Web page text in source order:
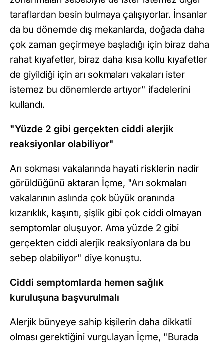
taraflardan besin bulmaya çalışıyorlar. İnsanlar
da bu dönemde dış mekanlarda, doğada daha
çok zaman geçirmeye başladığı için biraz daha
rahat kıyafetler, biraz daha kısa kollu kıyafetler
de giyildiği için arı sokmaları vakaları ister
istemez bu dönemlerde artıyor" ifadelerini
kullandı.
"Yüzde 2 gibi gerçekten ciddi alerjik
reaksiyonlar olabiliyor"
Arı sokması vakalarında hayati risklerin nadir
görüldüğünü aktaran İçme, "Arı sokmaları
vakalarının aslında çok büyük oranında
kızarıklık, kaşıntı, şişlik gibi çok ciddi olmayan
semptomlar oluşuyor. Ama yüzde 2 gibi
gerçekten ciddi alerjik reaksiyonlara da bu
sebep olabiliyor" diye konuştu.
Ciddi semptomlarda hemen sağlık
kuruluşuna başvurulmalı
Alerjik bünyeye sahip kişilerin daha dikkatli
olması gerektiğini vurgulayan İçme, "Burada